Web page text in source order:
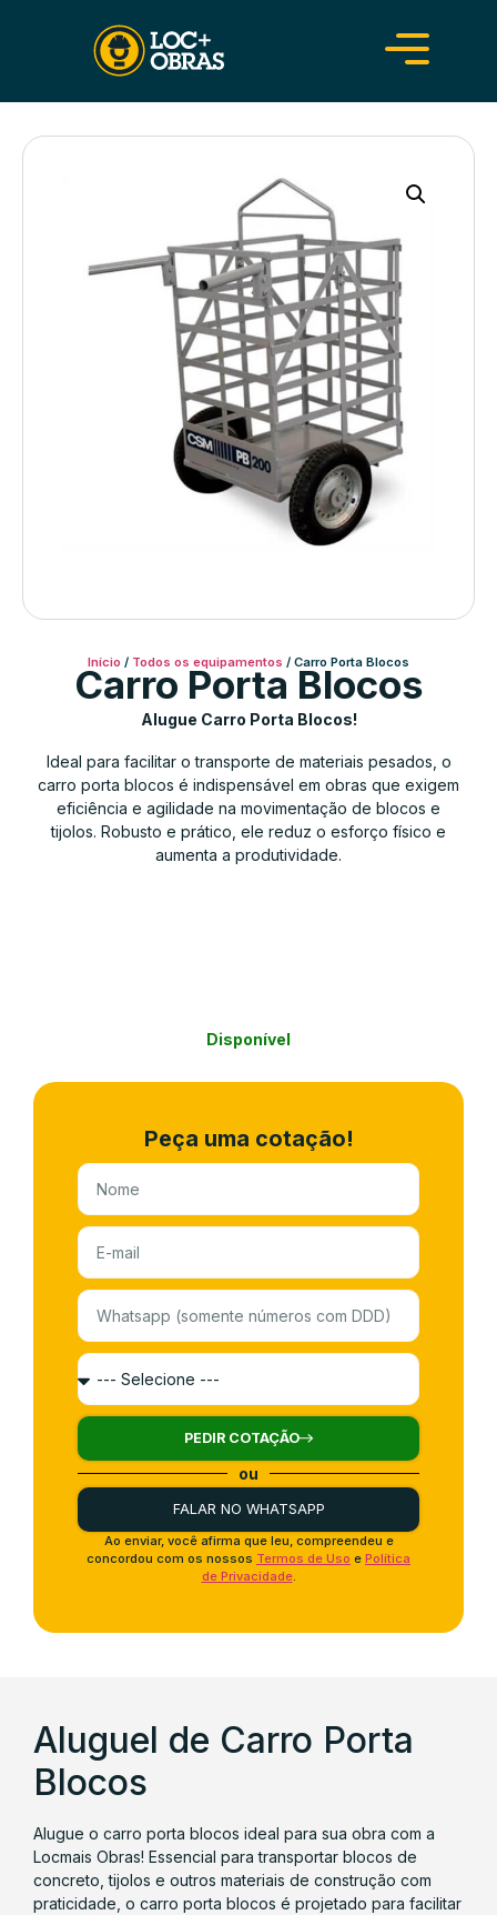
Início / Todos os equipamentos / Carro Porta Blocos
Carro Porta Blocos
Alugue Carro Porta Blocos!
Ideal para facilitar o transporte de materiais pesados, o
carro porta blocos é indispensável em obras que exigem
eficiência e agilidade na movimentação de blocos e
tijolos. Robusto e prático, ele reduz o esforço físico e
aumenta a produtividade.
Disponível
Peça uma cotação!
PEDIR COTAÇÃO
ou
FALAR NO WHATSAPP
Ao enviar, você afirma que leu, compreendeu e
concordou com os nossos Termos de Uso e Política
de Privacidade.
Aluguel de Carro Porta
Blocos
Alugue o carro porta blocos ideal para sua obra com a
Locmais Obras! Essencial para transportar blocos de
concreto, tijolos e outros materiais de construção com
praticidade, o carro porta blocos é projetado para facilitar